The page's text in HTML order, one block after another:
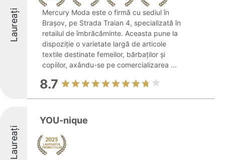
Laureați
Mercury Moda este o firmă cu sediul în
Brașov, pe Strada Traian 4, specializată în
retailul de îmbrăcăminte. Aceasta pune la
dispoziție o varietate largă de articole
textile destinate femeilor, bărbaților și
copiilor, axându-se pe comercializarea ...
8.7
Laureați
YOU-nique